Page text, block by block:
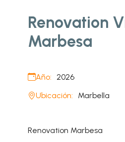
Renovation
Marbesa
Año:
2026
Ubicación:
Marbella
Renovation Marbesa